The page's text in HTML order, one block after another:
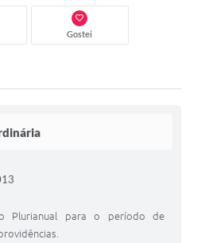
Gostei
Plurianual para o período de